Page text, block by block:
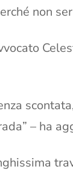
non
– ha